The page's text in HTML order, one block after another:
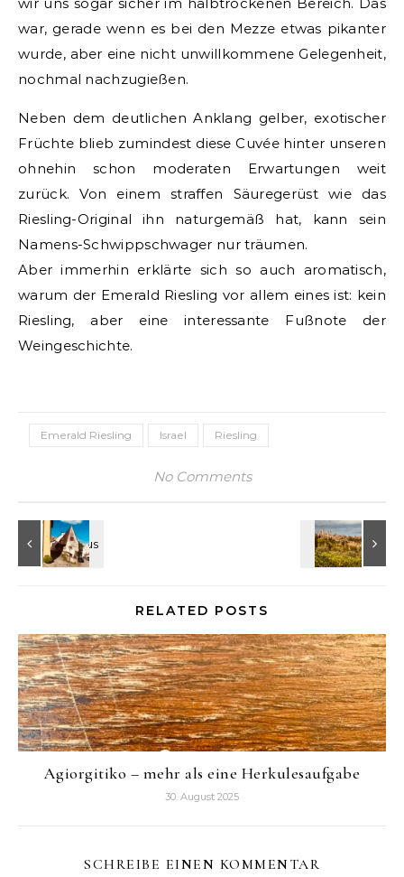
war, gerade wenn es bei den Mezze etwas pikanter
wurde, aber eine nicht unwillkommene Gelegenheit,
nochmal nachzugießen.
Neben dem deutlichen Anklang gelber, exotischer
Früchte blieb zumindest diese Cuvée hinter unseren
ohnehin schon moderaten Erwartungen weit
zurück. Von einem straffen Säuregerüst wie das
Riesling-Original ihn naturgemäß hat, kann sein
Namens-Schwippschwager nur träumen.
Aber immerhin erklärte sich so auch aromatisch,
warum der Emerald Riesling vor allem eines ist: kein
Riesling, aber eine interessante Fußnote der
Weingeschichte.
Emerald Riesling Israel Riesling
No Comments
RELATED POSTS
Agiorgitiko – mehr als eine Herkulesaufgabe
30. August 2025
SCHREIBE EINEN KOMMENTAR